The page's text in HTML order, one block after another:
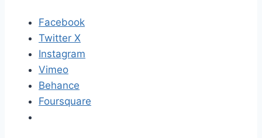
Facebook
Twitter X
Instagram
Vimeo
Behance
Foursquare